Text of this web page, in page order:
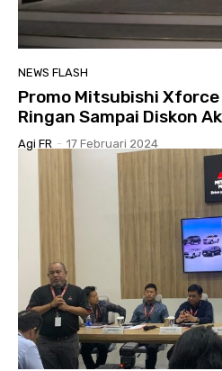
NEWS FLASH
Promo Mitsubishi Xforce
Ringan Sampai Diskon
Agi FR - 17 Februari 2024